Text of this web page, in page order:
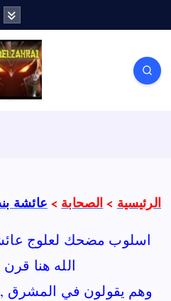
الرئيسية > الصحابة > عائشة
اسلوب مضحك لعلوج
الله هنا
وهم يقولون في المشرق